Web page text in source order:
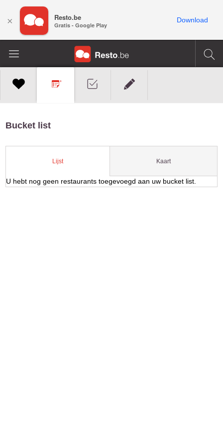
Bucket list
Lijst Kaart
U hebt nog geen restaurants toegevoegd aan uw bucket list.
× Resto.be
Gratis - Google Play
Download